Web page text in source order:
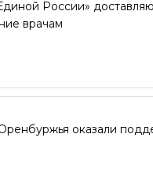
России»
врачам
оказали